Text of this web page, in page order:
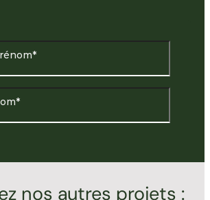
nos autres projets :